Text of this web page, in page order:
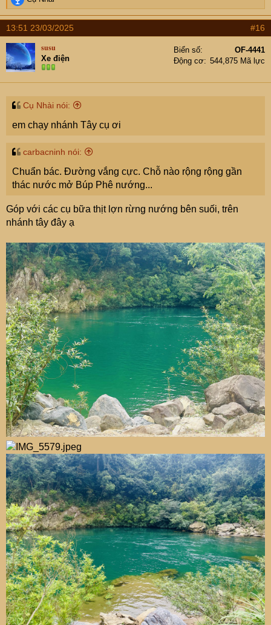
e
a
c
t
i
o
n
s
13:51 23/03/2025 #16
susu
Xe điện
Biển số
OF-4441
Động cơ
544,875 Mã lực
Cụ Nhài nói:
em chạy nhánh Tây cụ ơi
carbacninh nói:
Chuẩn bác. Đường vắng cực. Chỗ nào rộng rộng gần
thác nước mở Búp Phê nướng...
Góp với các cụ bữa thịt lợn rừng nướng bên suối, trên
nhánh tây đây ạ